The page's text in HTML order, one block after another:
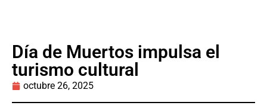
Día de Muertos impulsa el
turismo cultural
octubre 26, 2025